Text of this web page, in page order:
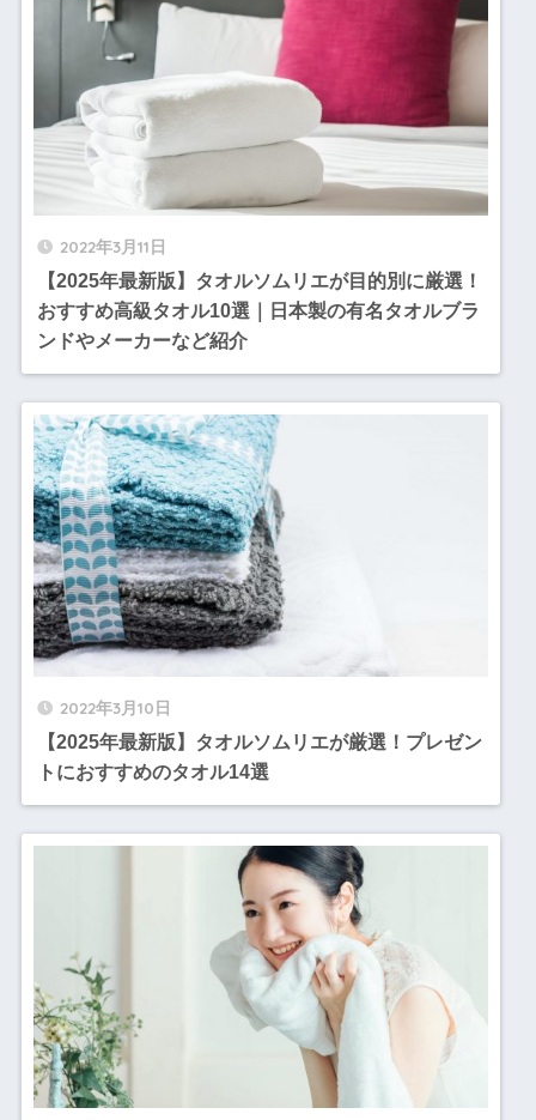
2022年3月11日
【2025年最新版】タオルソムリエが目的別に厳選！
おすすめ高級タオル10選｜日本製の有名タオルブラ
ンドやメーカーなど紹介
2022年3月10日
【2025年最新版】タオルソムリエが厳選！プレゼン
トにおすすめのタオル14選